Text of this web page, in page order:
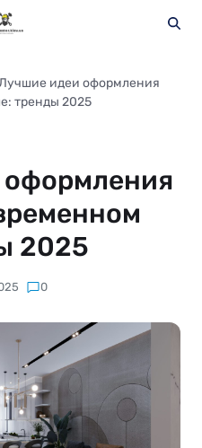
идеи оформления
тренды 2025
2025
0